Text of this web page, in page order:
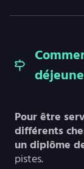
Pour être
différents
un diplôme
pistes.